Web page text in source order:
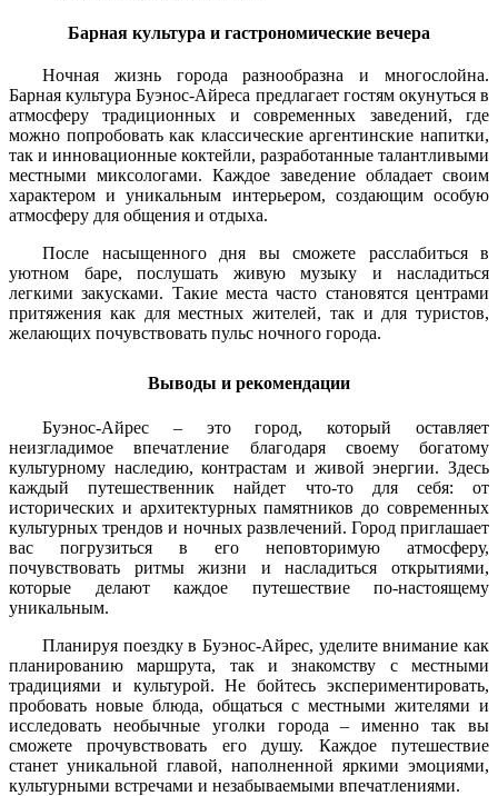
Барная культура и гастрономические вечера
Ночная жизнь города разнообразна и многослойна.
Барная культура Буэнос-Айреса предлагает гостям окунуться в
атмосферу традиционных и современных заведений, где
можно попробовать как классические аргентинские напитки,
так и инновационные коктейли, разработанные талантливыми
местными миксологами. Каждое заведение обладает своим
характером и уникальным интерьером, создающим особую
атмосферу для общения и отдыха.
После насыщенного дня вы сможете расслабиться в
уютном баре, послушать живую музыку и насладиться
легкими закусками. Такие места часто становятся центрами
притяжения как для местных жителей, так и для туристов,
желающих почувствовать пульс ночного города.
Выводы и рекомендации
Буэнос-Айрес – это город, который оставляет
неизгладимое впечатление благодаря своему богатому
культурному наследию, контрастам и живой энергии. Здесь
каждый путешественник найдет что-то для себя: от
исторических и архитектурных памятников до современных
культурных трендов и ночных развлечений. Город приглашает
вас погрузиться в его неповторимую атмосферу,
почувствовать ритмы жизни и насладиться открытиями,
которые делают каждое путешествие по-настоящему
уникальным.
Планируя поездку в Буэнос-Айрес, уделите внимание как
планированию маршрута, так и знакомству с местными
традициями и культурой. Не бойтесь экспериментировать,
пробовать новые блюда, общаться с местными жителями и
исследовать необычные уголки города – именно так вы
сможете прочувствовать его душу. Каждое путешествие
станет уникальной главой, наполненной яркими эмоциями,
культурными встречами и незабываемыми впечатлениями.